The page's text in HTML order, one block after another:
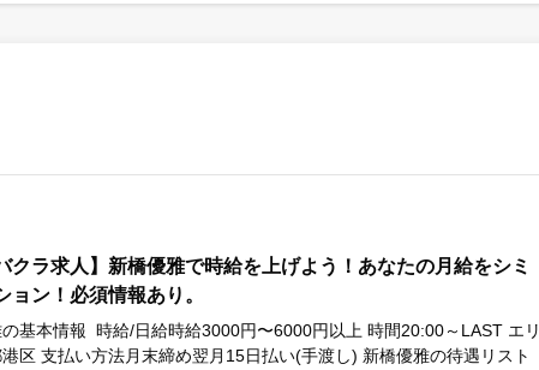
クラ求人】新橋優雅で時給を上げよう！あなたの月給をシミ
ョン！必須情報あり。
基本情報 時給/日給時給3000円〜6000円以上 時間20:00～LAST エリ
区 支払い方法月末締め翌月15日払い(手渡し) 新橋優雅の待遇リスト